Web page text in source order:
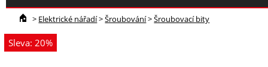
> Elektrické nářadí>Šroubování>Šroubovací bity
Sleva: 20%